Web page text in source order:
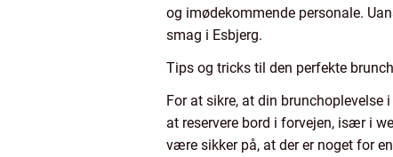
og imødekommende personale.
smag i Esbjerg.
Tips og tricks til den perfekte
For at sikre, at din
at reservere bord i forvejen, især i
være sikker på, at der er noget for